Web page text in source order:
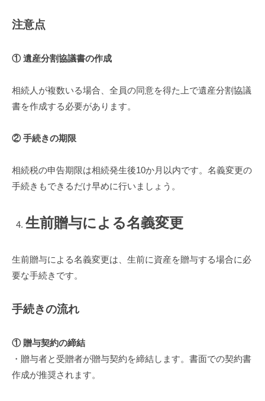
注意点
① 遺産分割協議書の作成
相続人が複数いる場合、全員の同意を得た上で遺産分割協議
書を作成する必要があります。
② 手続きの期限
相続税の申告期限は相続発生後10か月以内です。名義変更の
手続きもできるだけ早めに行いましょう。
生前贈与による名義変更
生前贈与による名義変更は、生前に資産を贈与する場合に必
要な手続きです。
手続きの流れ
① 贈与契約の締結
・贈与者と受贈者が贈与契約を締結します。書面での契約書
作成が推奨されます。